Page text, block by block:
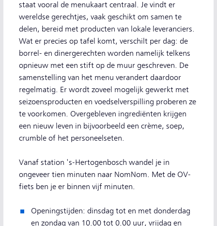
staat vooral de menukaart centraal. Je vindt er
wereldse gerechtjes, vaak geschikt om samen te
delen, bereid met producten van lokale leveranciers.
Wat er precies op tafel komt, verschilt per dag: de
borrel- en dinergerechten worden namelijk telkens
opnieuw met een stift op de muur geschreven. De
samenstelling van het menu verandert daardoor
regelmatig. Er wordt zoveel mogelijk gewerkt met
seizoensproducten en voedselverspilling proberen ze
te voorkomen. Overgebleven ingrediënten krijgen
een nieuw leven in bijvoorbeeld een crème, soep,
crumble of het personeelseten.
Vanaf station 's-Hertogenbosch wandel je in
ongeveer tien minuten naar NomNom. Met de OV-
fiets ben je er binnen vijf minuten.
Openingstijden: dinsdag tot en met donderdag
en zondag van 10.00 tot 0.00 uur, vrijdag en